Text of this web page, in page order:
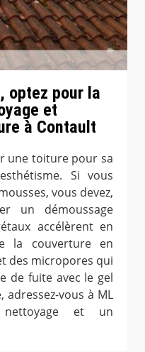
optez pour la
et
à Contault
une toiture pour sa
Si vous
vous devez,
un démoussage
accélèrent en
la couverture en
des micropores qui
de fuite avec le gel
adressez-vous à ML
et un